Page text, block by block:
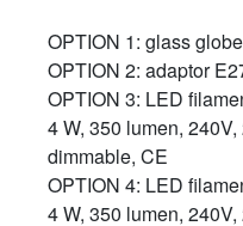
OPTION 1: glass globe
OPTION 2: adaptor
OPTION 3: LED
4 W, 350 lumen,
dimmable, CE
OPTION 4: LED
4 W, 350 lumen,